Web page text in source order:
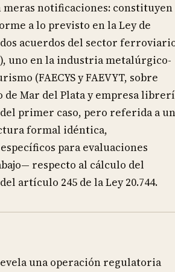
meras notificaciones: constituyen
a lo previsto en la Ley de
dos acuerdos del sector
uno en la industria metalúrgico-
(FAECYS y FAEVYT, sobre
Mar del Plata y empresa
primer caso, pero referida a un
formal idéntica,
para evaluaciones
respecto al cálculo del
artículo 245 de la Ley 20.744.
una operación regulatoria